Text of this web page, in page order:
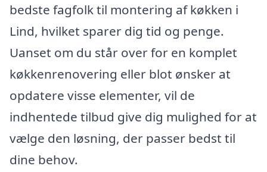
bedste fagfolk til montering af køkken i
Lind, hvilket sparer dig tid og penge.
Uanset om du står over for en komplet
køkkenrenovering eller blot ønsker at
opdatere visse elementer, vil de
indhentede tilbud give dig mulighed for at
vælge den løsning, der passer bedst til
dine behov.